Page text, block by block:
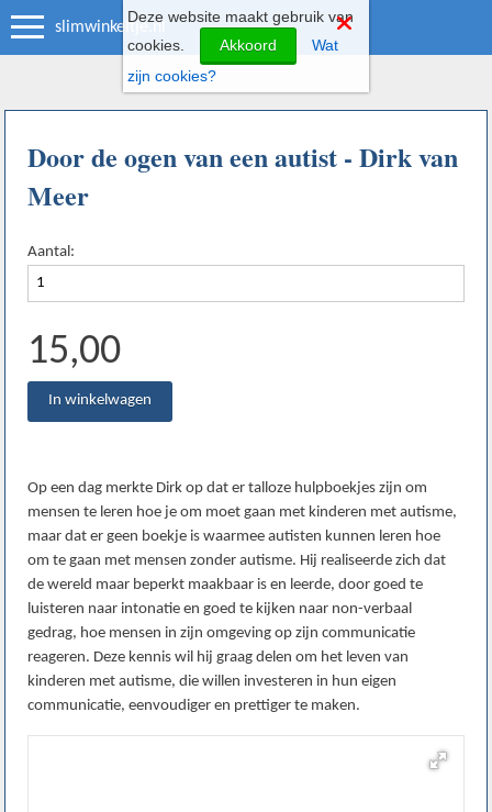
slimwinkeltje.nl
Door de ogen van een autist - Dirk van
Meer
Aantal:
15,00
Op een dag merkte Dirk op dat er talloze hulpboekjes zijn om
mensen te leren hoe je om moet gaan met kinderen met autisme,
maar dat er geen boekje is waarmee autisten kunnen leren hoe
om te gaan met mensen zonder autisme. Hij realiseerde zich dat
de wereld maar beperkt maakbaar is en leerde, door goed te
luisteren naar intonatie en goed te kijken naar non-verbaal
gedrag, hoe mensen in zijn omgeving op zijn communicatie
reageren. Deze kennis wil hij graag delen om het leven van
kinderen met autisme, die willen investeren in hun eigen
communicatie, eenvoudiger en prettiger te maken.
Deze website maakt gebruik van
cookies.
Akkoord
Wat
zijn cookies?